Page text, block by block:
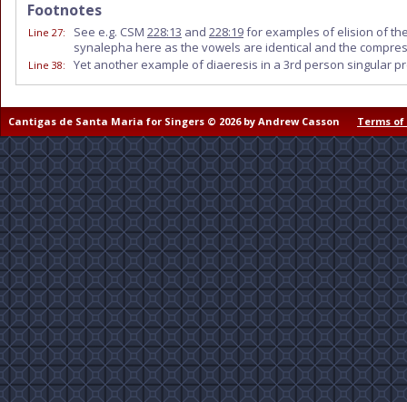
Footnotes
Line 27: See e.g. CSM 228:13 and 228:19for examples of elision of
synalepha here as the vowels are identical and the
Line 38: Yet another example of diaeresis in a 3rd person singular
Cantigas de Santa Maria for Singers © 2026 by Andrew Casson Terms of